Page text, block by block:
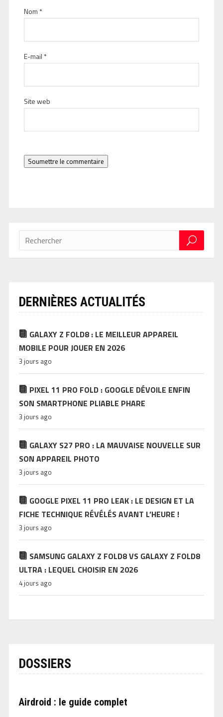
Nom *
E-mail *
Site web
Soumettre le commentaire
DERNIÈRES ACTUALITÉS
GALAXY Z FOLD8 : LE MEILLEUR APPAREIL
MOBILE POUR JOUER EN 2026
3 jours ago
PIXEL 11 PRO FOLD : GOOGLE DÉVOILE ENFIN
SON SMARTPHONE PLIABLE PHARE
3 jours ago
GALAXY S27 PRO : LA MAUVAISE NOUVELLE SUR
SON APPAREIL PHOTO
3 jours ago
GOOGLE PIXEL 11 PRO LEAK : LE DESIGN ET LA
FICHE TECHNIQUE RÉVÉLÉS AVANT L’HEURE !
3 jours ago
SAMSUNG GALAXY Z FOLD8 VS GALAXY Z FOLD8
ULTRA : LEQUEL CHOISIR EN 2026
4 jours ago
DOSSIERS
Airdroid : le guide complet